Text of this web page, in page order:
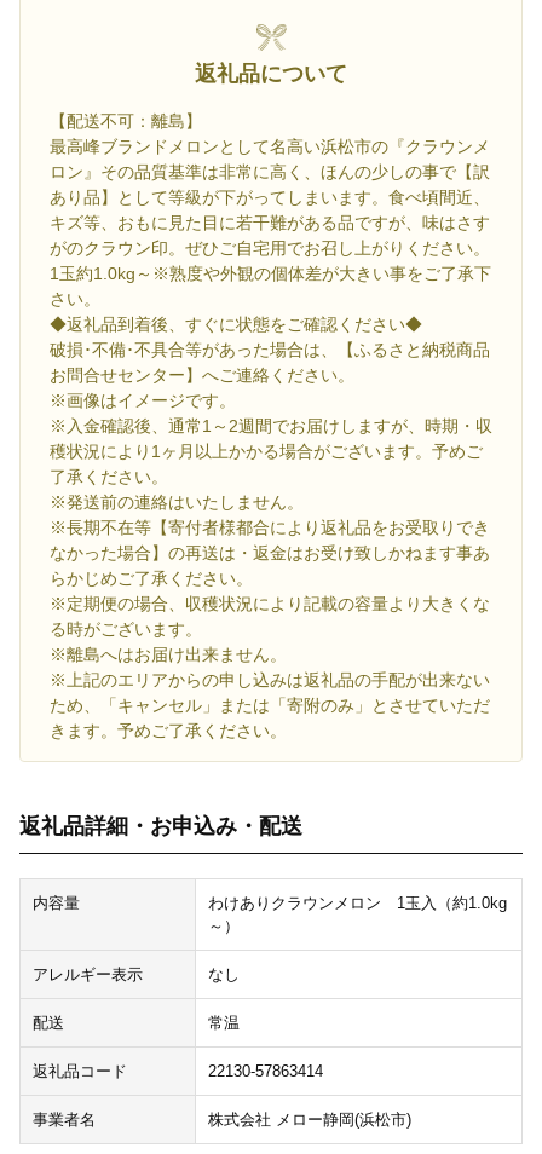
返礼品について
【配送不可：離島】
最高峰ブランドメロンとして名高い浜松市の『クラウンメ
ロン』その品質基準は非常に高く、ほんの少しの事で【訳
あり品】として等級が下がってしまいます。食べ頃間近、
キズ等、おもに見た目に若干難がある品ですが、味はさす
がのクラウン印。ぜひご自宅用でお召し上がりください。
1玉約1.0kg～※熟度や外観の個体差が大きい事をご了承下
さい。
◆返礼品到着後、すぐに状態をご確認ください◆
破損･不備･不具合等があった場合は、【ふるさと納税商品
お問合せセンター】へご連絡ください。
※画像はイメージです。
※入金確認後、通常1～2週間でお届けしますが、時期・収
穫状況により1ヶ月以上かかる場合がございます。予めご
了承ください。
※発送前の連絡はいたしません。
※長期不在等【寄付者様都合により返礼品をお受取りでき
なかった場合】の再送は・返金はお受け致しかねます事あ
らかじめご了承ください。
※定期便の場合、収穫状況により記載の容量より大きくな
る時がございます。
※離島へはお届け出来ません。
※上記のエリアからの申し込みは返礼品の手配が出来ない
ため、「キャンセル」または「寄附のみ」とさせていただ
きます。予めご了承ください。
返礼品詳細・お申込み・配送
内容量
わけありクラウンメロン 1玉入（約1.0kg
～）
アレルギー表示 なし
配送 常温
返礼品コード 22130-57863414
事業者名 株式会社 メロー静岡(浜松市)